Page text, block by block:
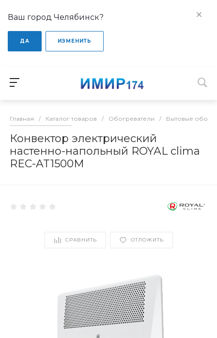
Ваш город Челябинск?
ДА ИЗМЕНИТЬ
Главная / Каталог товаров / Обогреватели / Бытовые
Конвектор электрический
настенно-напольный ROYAL clima
REC-AT1500M
СРАВНИТЬ ОТЛОЖИТЬ